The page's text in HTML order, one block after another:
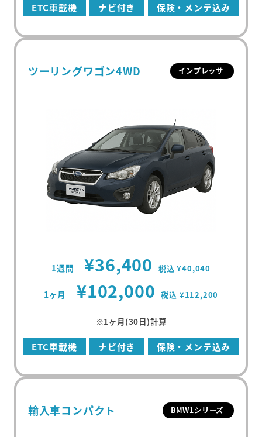
ETC車載機 ナビ付き 保険・メンテ込み
ツーリングワゴン4WD インプレッサ
1週間 ¥36,400 税込 ¥40,040
1ヶ月 ¥102,000 税込 ¥112,200
※1ヶ月(30日)計算
ETC車載機 ナビ付き 保険・メンテ込み
輸入車コンパクト BMW1シリーズ